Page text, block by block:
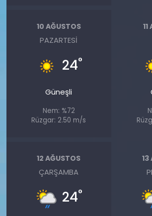
10 AĞUSTOS
PAZARTESI
24°
Güneşli
Nem: %72
Rüzgar: 2.50 m/s
12 AĞUSTOS
ÇARŞAMBA
24°
13